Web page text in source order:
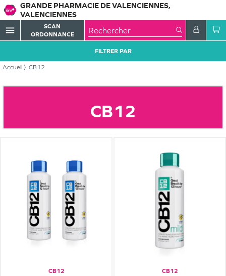
GRANDE PHARMACIE DE VALENCIENNES,
VALENCIENNES
menu
SCAN
ORDONNANCE
Accueil CB12
FILTRER PAR
CB12
CB12
CB12